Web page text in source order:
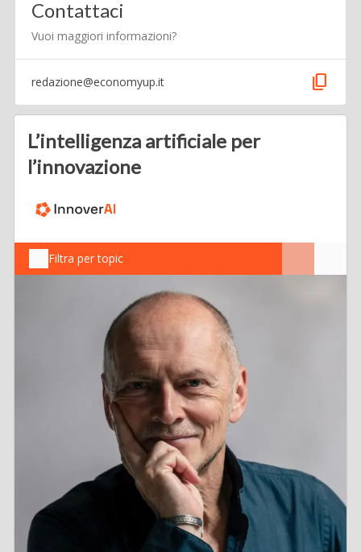
Contattaci
Vuoi maggiori informazioni?
redazione@economyup.it content_copy
L’intelligenza artificiale per
l’innovazione
Filtra per topic